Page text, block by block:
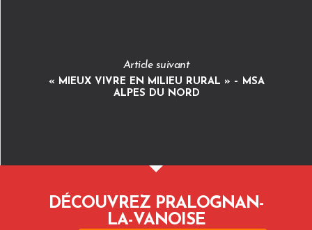
Article suivant
« MIEUX VIVRE EN MILIEU RURAL » – MSA
ALPES DU NORD
DÉCOUVREZ PRALOGNAN-
LA-VANOISE